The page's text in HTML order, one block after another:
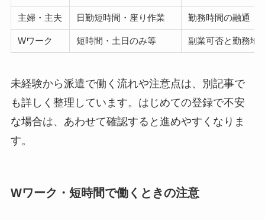
主婦・主夫 日勤短時間・座り作業 勤務時間の融通
Wワーク 短時間・土日のみ等 副業可否と勤務地
未経験から派遣で働く流れや注意点は、別記事で
も詳しく整理しています。はじめての登録で不安
な場合は、あわせて確認すると進めやすくなりま
す。
Wワーク・短時間で働くときの注意